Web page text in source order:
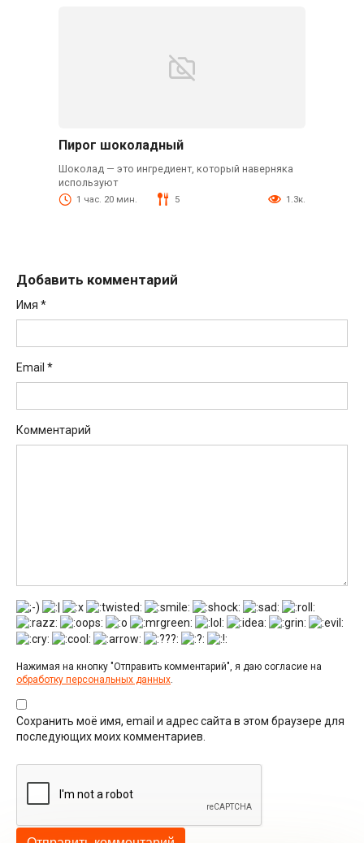
Пирог шоколадный
Шоколад — это ингредиент, который наверняка
используют
1 час. 20 мин. 5 1.3к.
Добавить комментарий
Имя *
Email *
Комментарий
Нажимая на кнопку "Отправить комментарий", я даю согласие на
обработку персональных данных.
Сохранить моё имя, email и адрес сайта в этом браузере для
последующих моих комментариев.